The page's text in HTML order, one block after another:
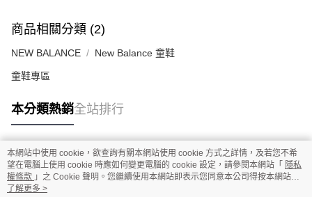
商品相關分類 (2)
NEW BALANCE New Balance 童鞋
童鞋專區
本分類熱銷全站排行
熱門標籤
本網站中使用 cookie，欲查詢有關本網站使用 cookie 方式之詳情，及若您不希
望在電腦上使用 cookie 時應如何變更電腦的 cookie 設定，請參閱本網站「 隱私
權條款 」之 Cookie 聲明。您繼續使用本網站即表示您同意本公司得按本網站使
用條款之 Cookie 聲明使用 cookie。
了解更多 >